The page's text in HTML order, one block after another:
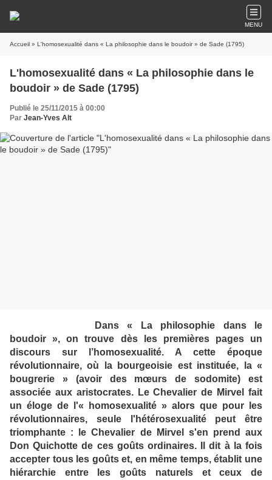
MENU
Accueil » L'homosexualité dans « La philosophie dans le boudoir » de Sade (1795)
L'homosexualité dans « La philosophie dans le
boudoir » de Sade (1795)
Publié le 25/11/2015 à 00:00
Par Jean-Yves Alt
Dans « La philosophie dans le
boudoir », on trouve dès les premières pages un
discours sur l’homosexualité. A cette époque
révolutionnaire, où la bourgeoisie est instituée, la «
bougrerie » (avoir des mœurs de sodomite) est
associée aux aristocrates. Le Chevalier de Mirvel fait
un éloge de l'« homosexualité » alors que pour les
révolutionnaires, seule l'hétérosexualité peut être
triomphante : le Chevalier de Mirvel s'en prend aux
Don Quichotte de ces goûts ordinaires. Il dit à la fois
accepter tous les goûts et, en même temps, établit une
hiérarchie entre les goûts naturels et ceux de